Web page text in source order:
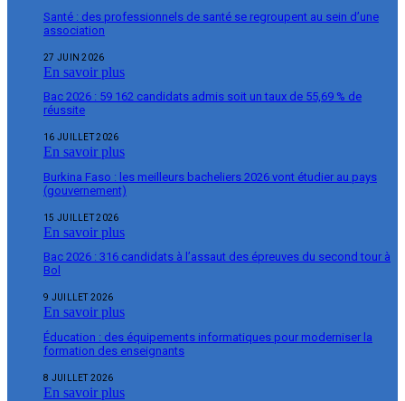
Santé : des professionnels de santé se regroupent au sein d’une
association
27 JUIN 2026
En savoir plus
Bac 2026 : 59 162 candidats admis soit un taux de 55,69 % de
réussite
16 JUILLET 2026
En savoir plus
Burkina Faso : les meilleurs bacheliers 2026 vont étudier au pays
(gouvernement)
15 JUILLET 2026
En savoir plus
Bac 2026 : 316 candidats à l’assaut des épreuves du second tour à
Bol
9 JUILLET 2026
En savoir plus
Éducation : des équipements informatiques pour moderniser la
formation des enseignants
8 JUILLET 2026
En savoir plus